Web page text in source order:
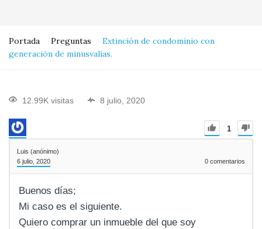
Portada Preguntas
Extinción de condominio con
generación de minusvalías.
12.99K visitas 8 julio, 2020
1
Luis (anónimo)
6 julio, 2020
0 comentarios
Buenos días;
Mi caso es el siguiente.
Quiero comprar un inmueble del que soy